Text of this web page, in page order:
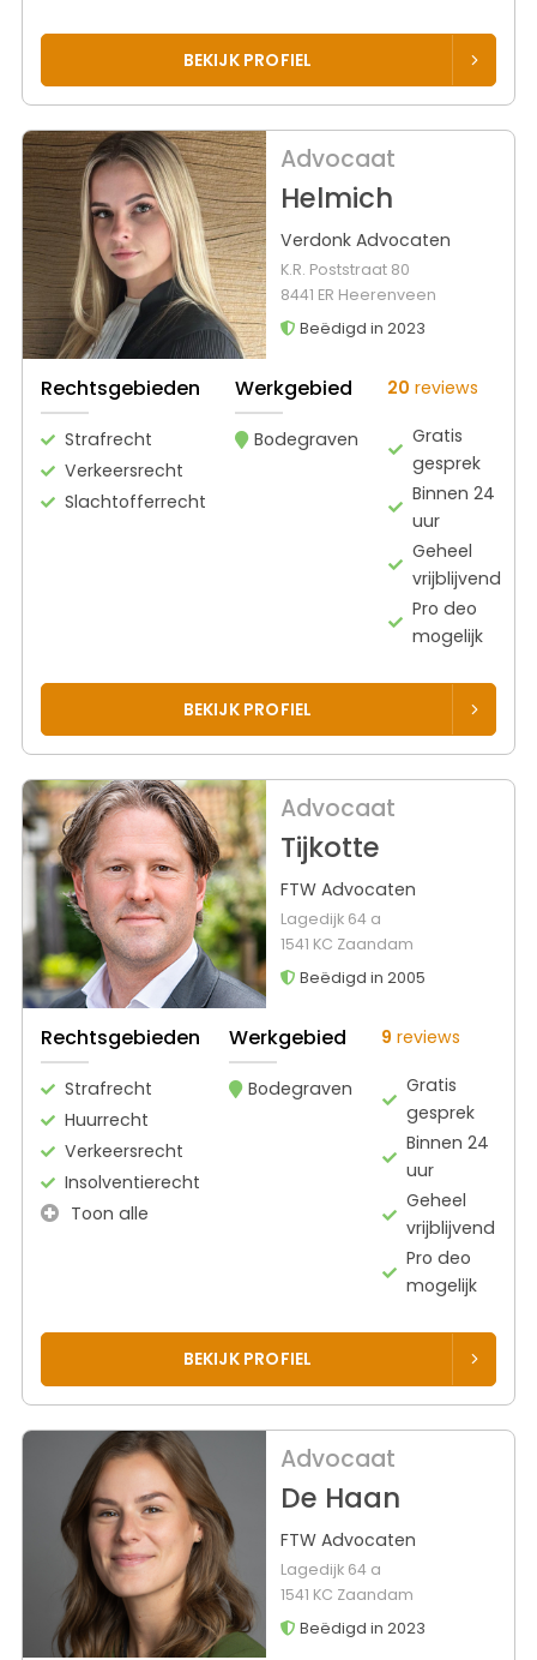
BEKIJK PROFIEL
Advocaat
Helmich
Verdonk Advocaten
K.R. Poststraat 80
8441 ER Heerenveen
Beëdigd in 2023
Rechtsgebieden
Strafrecht
Verkeersrecht
Slachtofferrecht
Werkgebied
Bodegraven
20 reviews
Gratis
gesprek
Binnen 24
uur
Geheel
vrijblijvend
Pro deo
mogelijk
BEKIJK PROFIEL
Advocaat
Tijkotte
FTW Advocaten
Lagedijk 64 a
1541 KC Zaandam
Beëdigd in 2005
Rechtsgebieden
Strafrecht
Huurrecht
Verkeersrecht
Insolventierecht
Toon alle
Werkgebied
Bodegraven
9 reviews
Gratis
gesprek
Binnen 24
uur
Geheel
vrijblijvend
Pro deo
mogelijk
BEKIJK PROFIEL
Advocaat
De Haan
FTW Advocaten
Lagedijk 64 a
1541 KC Zaandam
Beëdigd in 2023